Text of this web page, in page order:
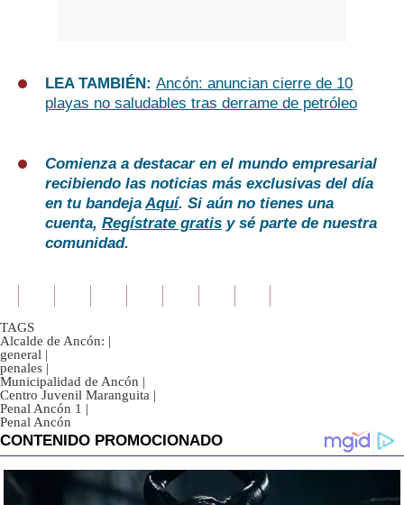
LEA TAMBIÉN: Ancón: anuncian cierre de 10
playas no saludables tras derrame de petróleo
Comienza a destacar en el mundo empresarial
recibiendo las noticias más exclusivas del día
en tu bandejaAquí. Si aún no tienes una
cuenta, Regístrate gratis y sé parte de nuestra
comunidad.
TAGS
Alcalde de Ancón: |
general |
penales |
Municipalidad de Ancón |
Centro Juvenil Maranguita |
Penal Ancón 1 |
Penal Ancón